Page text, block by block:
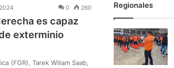
0 260
es capaz
exterminio
(FGR), Tarek Wiliam Saab,
Regionales